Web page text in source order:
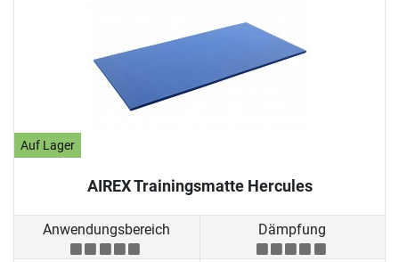
Auf Lager
AIREX Trainingsmatte Hercules
Anwendungsbereich Dämpfung